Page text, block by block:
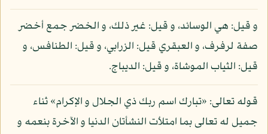
و قيل: هي الوسائد، و قيل: غير ذلك، و الخضر جمع أخضر
صفة لرفرف، و العبقري قيل: الزرابي، و قيل: الطنافس، و
قيل: الثياب الموشاة، و قيل: الديباج.
قوله تعالى: «تبارك اسم ربك ذي الجلال و الإكرام» ثناء
جميل له تعالى بما امتلأت النشأتان الدنيا و الآخرة بنعمه و